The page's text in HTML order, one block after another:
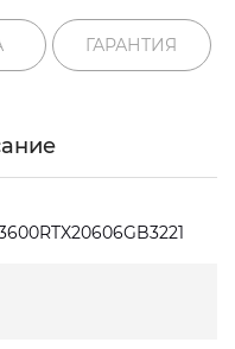
ГАРАНТИЯ